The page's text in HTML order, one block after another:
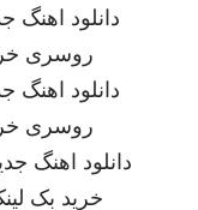
دانلود اهنگ
روسری
دانلود اهنگ
روسری
دانلود اهنگ
خرید بک